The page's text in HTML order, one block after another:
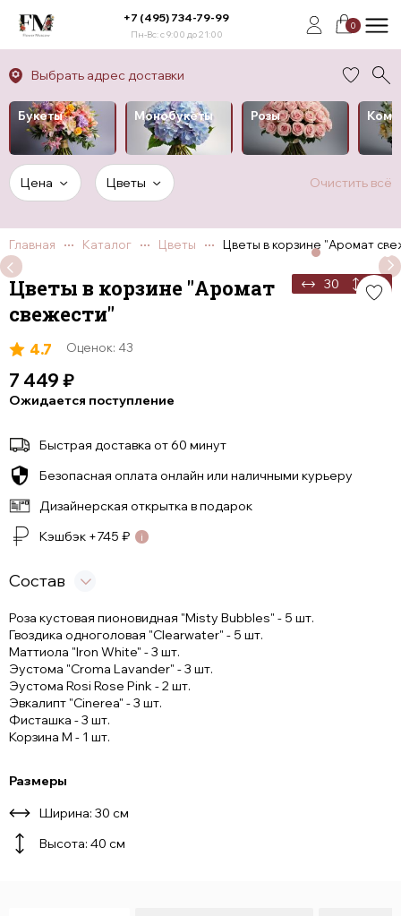
+7 (495) 734-79-99
Пн-Вс: с 9:00 до 21:00
0
Выбрать адрес доставки
Букеты Монобукеты Розы
Цена Цветы Очистить всё
Главная Каталог Цветы Цветы в корзине "Аромат
30 40
Цветы в корзине "Аромат
свежести"
4.7 Оценок: 43
7 449 ₽
Ожидается поступление
Быстрая доставка от 60 минут
Безопасная оплата онлайн или наличными курьеру
Дизайнерская открытка в подарок
Кэшбэк +745 ₽
Состав
Роза кустовая пионовидная "Misty Bubbles" - 5 шт.
Гвоздика одноголовая "Clearwater" - 5 шт.
Маттиола "Iron White" - 3 шт.
Эустома "Croma Lavander" - 3 шт.
Эустома Rosi Rose Pink - 2 шт.
Эвкалипт "Cinerea" - 3 шт.
Фисташка - 3 шт.
Корзина M - 1 шт.
Размеры
Ширина: 30 см
Высота: 40 см